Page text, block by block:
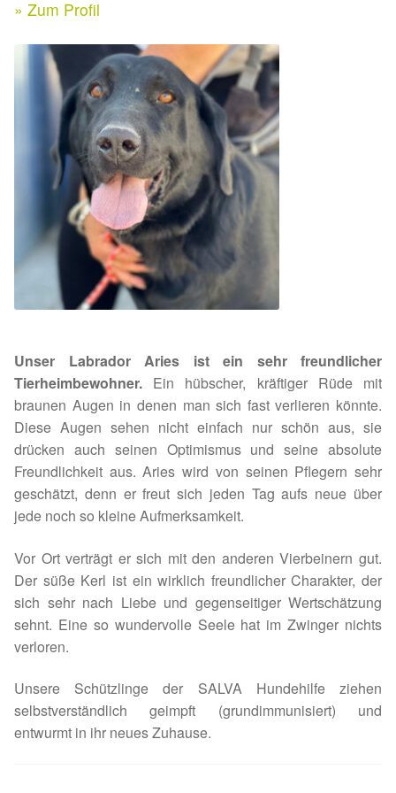
Aktuelle Spenden 2026
Ihre/Eure Spenden – Januar bis Juni 2026
Spenden 2025
Juli bis Dezember 2025
Januar bis Juni 2025
Spenden 2024
Januar bis Juni 2024
Spenden 2023
Juli bis Dezember 2023
Januar bis Juni 2023
Spenden 2022
Juli bis Dezember 2022
Januar bis Juni 2022
Spenden 2021
Kontakt & Rechtliches
Facebook
Instagram
» Zum Profil
Unser Labrador Aries ist ein sehr freundlicher
Tierheimbewohner. Ein hübscher, kräftiger Rüde mit
braunen Augen in denen man sich fast verlieren könnte.
Diese Augen sehen nicht einfach nur schön aus, sie
drücken auch seinen Optimismus und seine absolute
Freundlichkeit aus. Aries wird von seinen Pflegern sehr
geschätzt, denn er freut sich jeden Tag aufs neue über
jede noch so kleine Aufmerksamkeit.
Vor Ort verträgt er sich mit den anderen Vierbeinern gut.
Der süße Kerl ist ein wirklich freundlicher Charakter, der
sich sehr nach Liebe und gegenseitiger Wertschätzung
sehnt. Eine so wundervolle Seele hat im Zwinger nichts
verloren.
Unsere Schützlinge der SALVA Hundehilfe ziehen
selbstverständlich geimpft (grundimmunisiert) und
entwurmt in ihr neues Zuhause.